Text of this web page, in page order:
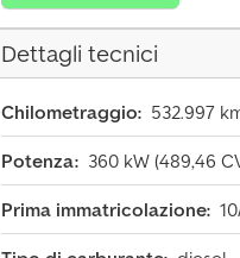
Dettagli tecnici
Chilometraggio: 532.997
Potenza: 360 kW (489,46
Prima immatricolazione: